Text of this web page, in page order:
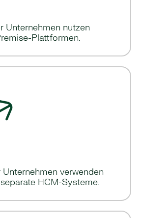
Unternehmen nutzen
Plattformen.
Unternehmen verwenden
HCM-Systeme.